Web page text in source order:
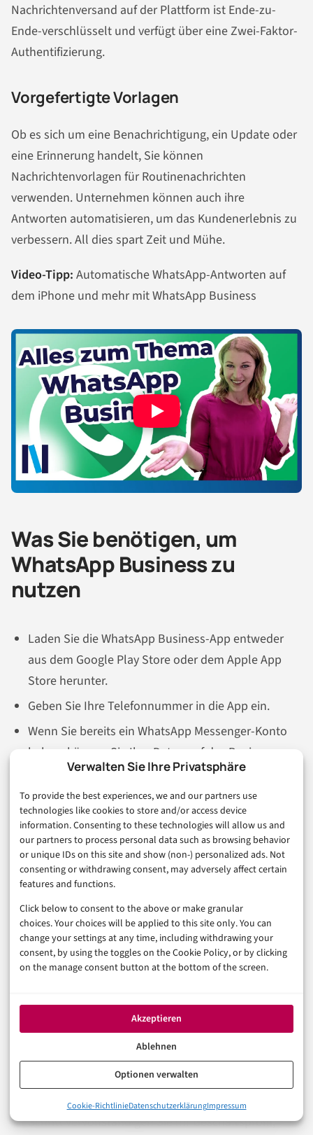
Verwalten Sie Ihre Privatsphäre
To provide the best experiences, we and our partners use
technologies like cookies to store and/or access device
information. Consenting to these technologies will allow us and
our partners to process personal data such as browsing behavior
or unique IDs on this site and show (non-) personalized ads. Not
consenting or withdrawing consent, may adversely affect certain
features and functions.
Click below to consent to the above or make granular
choices. Your choices will be applied to this site only. You can
change your settings at any time, including withdrawing your
consent, by using the toggles on the Cookie Policy, or by clicking
on the manage consent button at the bottom of the screen.
Akzeptieren
Ablehnen
Optionen verwalten
Cookie-RichtlinieDatenschutzerklärungImpressum
Nachrichtenversand auf der Plattform ist Ende-zu-
Ende-verschlüsselt und verfügt über eine Zwei-Faktor-
Authentifizierung.
Vorgefertigte Vorlagen
Ob es sich um eine Benachrichtigung, ein Update oder
eine Erinnerung handelt, Sie können
Nachrichtenvorlagen für Routinenachrichten
verwenden. Unternehmen können auch ihre
Antworten automatisieren, um das Kundenerlebnis zu
verbessern. All dies spart Zeit und Mühe.
Video-Tipp: Automatische WhatsApp-Antworten auf
dem iPhone und mehr mit WhatsApp Business
Was Sie benötigen, um
WhatsApp Business zu
nutzen
Laden Sie die WhatsApp Business-App entweder
aus dem Google Play Store oder dem Apple App
Store herunter.
Geben Sie Ihre Telefonnummer in die App ein.
Wenn Sie bereits ein WhatsApp Messenger-Konto
haben, können Sie Ihre Daten auf das Business-
Konto übertragen. Beachten Sie, dass Sie nicht
beide Apps gleichzeitig auf einem Gerät geöffnet
haben können – wenn Sie dies versuchen, können
Sie nur die mit Ihrer Telefonnummer verknüpfte
App verwenden. Mit anderen Worten: Sie benötigen
eine eigene Nummer für WhatsApp Business.
Wenn Sie noch kein WhatsApp Messenger-Konto
haben, müssen Sie Ihre Telefonnummer
verifizieren, um ein Profil zu erstellen.
Sobald Ihre Nummer verifiziert wurde, geben Sie
(z. B. Kleidung und Accessoires, Lebensmittel usw.)
ein und laden ein Profilbild hoch.
Sie sollten nun einen Bildschirm sehen, der dem
von WhatsApp Messenger ähnelt, mit Optionen für
Chats, Statusmeldungen und Anrufe. Im nächsten
Schritt vervollständigen Sie Ihr Geschäftsprofil,
Was ist WhatsApp Business?